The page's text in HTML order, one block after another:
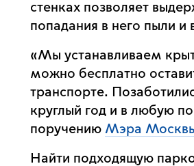
стенках позволяет
попадания в него пыли и
«Мы устанавливаем
можно бесплатно
транспорте.
круглый год и в любую
поручению Мэра Москвы
Найти подходящую